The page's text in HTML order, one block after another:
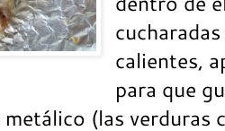
calientes,
para que
(las verduras